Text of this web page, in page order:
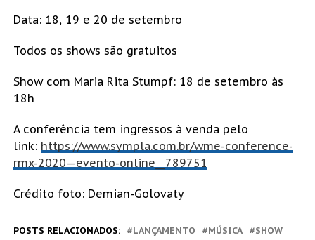
Data: 18, 19 e 20 de setembro
Todos os shows são gratuitos
Show com Maria Rita Stumpf: 18 de setembro às
18h
A conferência tem ingressos à venda pelo
link: https://www.sympla.com.br/wme-conference-
rmx-2020—evento-online__789751
Crédito foto: Demian-Golovaty
POSTS RELACIONADOS: LANÇAMENTO MÚSICA SHOW